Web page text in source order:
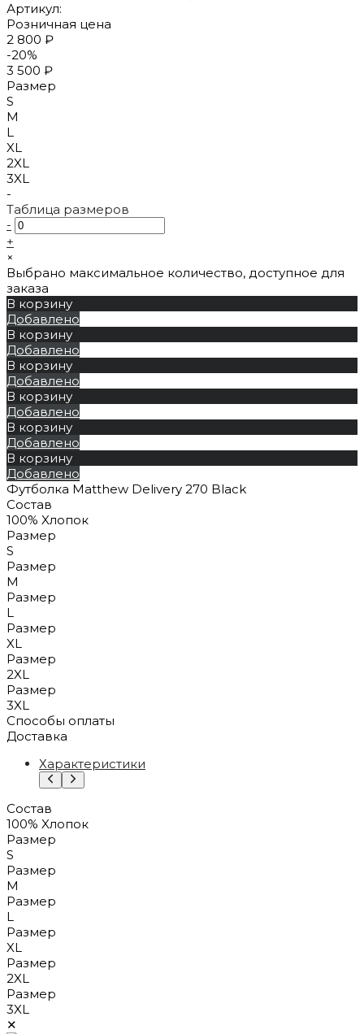
Артикул:
Розничная цена
2 800 ₽
-20%
3 500 ₽
Размер
S
M
L
XL
2XL
3XL
-
Таблица размеров
-
+
×
Выбрано максимальное количество, доступное для
заказа
В корзину
Добавлено
В корзину
Добавлено
В корзину
Добавлено
В корзину
Добавлено
В корзину
Добавлено
В корзину
Добавлено
Футболка Matthew Delivery 270 Black
Состав
100% Xлопок
Размер
S
Размер
M
Размер
L
Размер
XL
Размер
2XL
Размер
3XL
Способы оплаты
Доставка
Характеристики
Состав
100% Xлопок
Размер
S
Размер
M
Размер
L
Размер
XL
Размер
2XL
Размер
3XL
✕